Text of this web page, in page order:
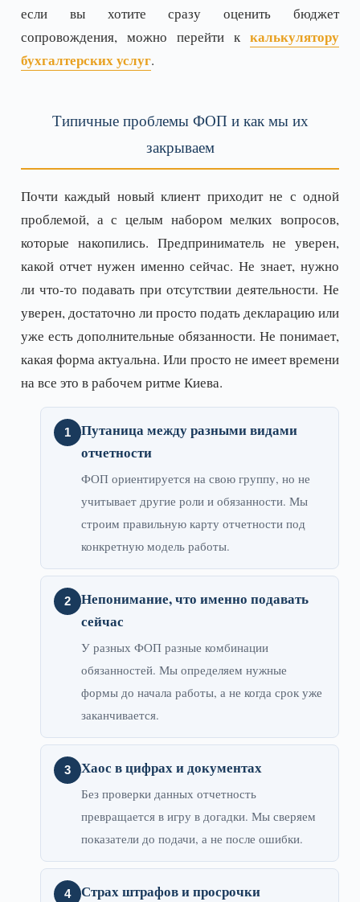
если вы хотите сразу оценить бюджет
сопровождения, можно перейти к калькулятору
бухгалтерских услуг.
Типичные проблемы ФОП и как мы их
закрываем
Почти каждый новый клиент приходит не с одной
проблемой, а с целым набором мелких вопросов,
которые накопились. Предприниматель не уверен,
какой отчет нужен именно сейчас. Не знает, нужно
ли что-то подавать при отсутствии деятельности. Не
уверен, достаточно ли просто подать декларацию или
уже есть дополнительные обязанности. Не понимает,
какая форма актуальна. Или просто не имеет времени
на все это в рабочем ритме Киева.
Путаница между разными видами
отчетности
ФОП ориентируется на свою группу, но не
учитывает другие роли и обязанности. Мы
строим правильную карту отчетности под
конкретную модель работы.
Непонимание, что именно подавать
сейчас
У разных ФОП разные комбинации
обязанностей. Мы определяем нужные
формы до начала работы, а не когда срок уже
заканчивается.
Хаос в цифрах и документах
Без проверки данных отчетность
превращается в игру в догадки. Мы сверяем
показатели до подачи, а не после ошибки.
Страх штрафов и просрочки